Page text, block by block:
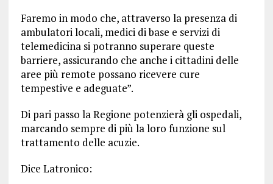
Faremo in modo che, attraverso la presenza di
ambulatori locali, medici di base e servizi di
telemedicina si potranno superare queste
barriere, assicurando che anche i cittadini delle
aree più remote possano ricevere cure
tempestive e adeguate”.
Di pari passo la Regione potenzierà gli ospedali,
marcando sempre di più la loro funzione sul
trattamento delle acuzie.
Dice Latronico: